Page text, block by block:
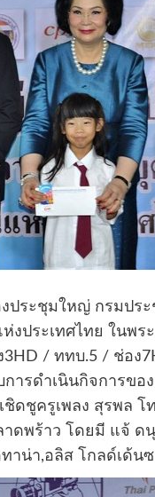
ประชุมใหญ่ กรมปร
ประเทศไทย ในพ
/ ททบ.5 / ช่อง
ารดำเนินกิจการข
ชิดชูครูเพลง สุรพล
าดพร้าว โดยมี แจ้
าน่า,อลิส โกลด์เด้น